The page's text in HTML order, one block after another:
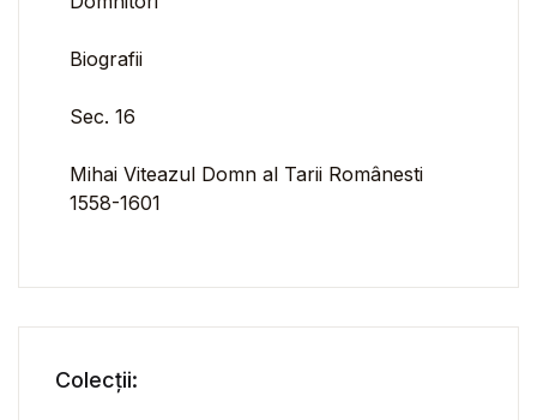
Biografii
Sec. 16
Mihai Viteazul Domn al Tarii Românesti
1558-1601
Colecții: